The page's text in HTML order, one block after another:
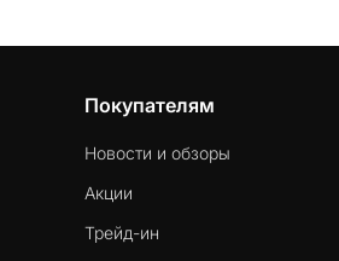
Покупателям
Новости и обзоры
Акции
Трейд-ин